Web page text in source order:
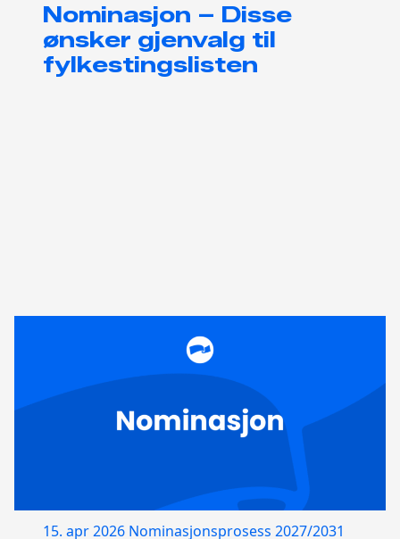
Nominasjon – Disse
ønsker gjenvalg til
fylkestingslisten
15. apr 2026 Nominasjonsprosess 2027/2031